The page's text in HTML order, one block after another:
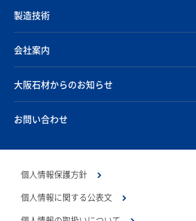
製造技術
会社案内
大阪石材からのお知らせ
お問い合わせ
個人情報保護方針
個人情報に関する公表文